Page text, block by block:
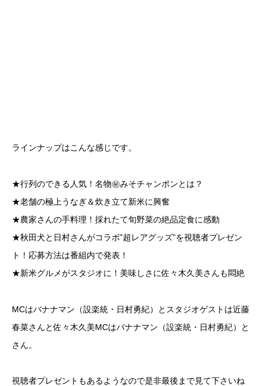
ラインナップはこんな感じです。
★行列のできる人気！名物㊙みそチャンポンとは？
★老舗の極上うなぎ＆炊き立て新米に興奮
★農家さんの手料理！採れたて旬野菜の絶品定食に感動
★秋田犬と日村さんがコラボ‟超レアグッズ”を視聴者プレゼン
ト！応募方法は番組内で発表！
★新米グルメがスタジオに！美味しさに佐々木久美さんも悶絶
MCはバナナマン（設楽統・日村勇紀）とスタジオゲストは近藤
春菜さんと佐々木久美MCはバナナマン（設楽統・日村勇紀）と
さん。
視聴者プレゼントもあるようなので是非最後まで見て下さいね